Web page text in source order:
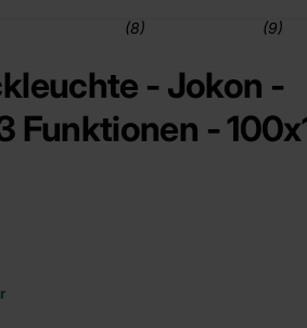
(8) (9)
- Jokon -
Funktionen -